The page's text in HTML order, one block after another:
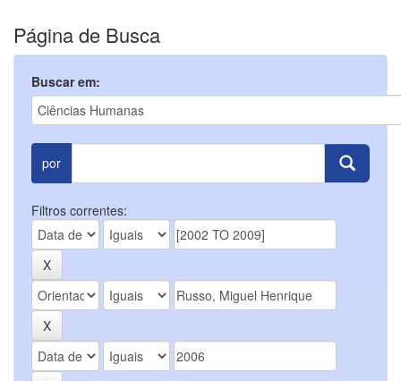
Página de Busca
Buscar em:
por
Filtros correntes: